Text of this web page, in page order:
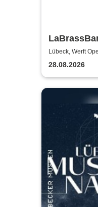
Lübeck, Werft
28.08.2026